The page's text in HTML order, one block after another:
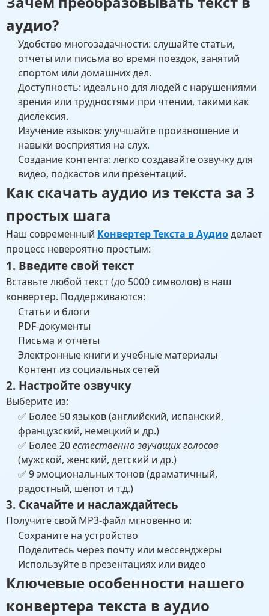
аудио?
Удобство многозадачности: слушайте статьи,
отчёты или письма во время поездок, занятий
спортом или домашних дел.
Доступность: идеально для людей с нарушениями
зрения или трудностями при чтении, такими как
дислексия.
Изучение языков: улучшайте произношение и
навыки восприятия на слух.
Создание контента: легко создавайте озвучку для
видео, подкастов или презентаций.
Как скачать аудио из текста за 3
простых шага
Наш современный Конвертер Текста в Аудиоделает
процесс невероятно простым:
1. Введите свой текст
Вставьте любой текст (до 5000 символов) в наш
конвертер. Поддерживаются:
Статьи и блоги
PDF-документы
Письма и отчёты
Электронные книги и учебные материалы
Контент из социальных сетей
2. Настройте озвучку
Выберите из:
✅ Более 50 языков (английский, испанский,
французский, немецкий и др.)
✅ Более 20естественно звучащих голосов
(мужской, женский, детский и др.)
✅ 9 эмоциональных тонов (драматичный,
радостный, шёпот и т.д.)
3. Скачайте и наслаждайтесь
Получите свой MP3-файл мгновенно и:
Сохраните на устройство
Поделитесь через почту или мессенджеры
Используйте в презентациях или видео
Ключевые особенности нашего
конвертера текста в аудио